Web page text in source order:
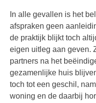
In alle gevallen is het
afspraken geen
de praktijk blijkt toch
eigen uitleg aan geven.
partners na het
gezamenlijke huis
toch tot een geschil,
woning en de daarbij